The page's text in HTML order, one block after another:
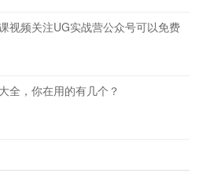
视频关注UG实战营公众号可以免费
全，你在用的有几个？